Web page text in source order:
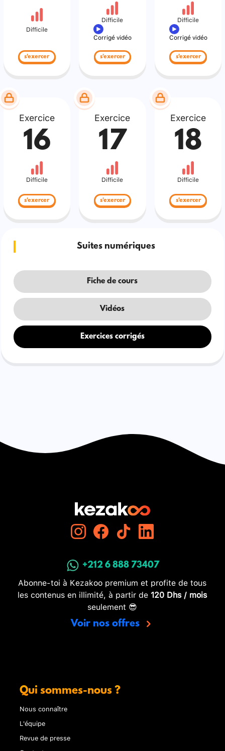
Difficile
s'exercer
Difficile
Corrigé vidéo
s'exercer
Difficile
Corrigé vidéo
s'exercer
Exercice
16
Difficile
s'exercer
Exercice
17
Difficile
s'exercer
Exercice
18
Difficile
s'exercer
Suites numériques
Fiche de cours
Vidéos
Exercices corrigés
+212 6 888 73407
Abonne-toi à Kezakoo premium et profite de tous
les contenus en illimité, à partir de 120 Dhs / mois
seulement 😎
Voir nos offres
Qui sommes-nous ?
Nous connaître
L'équipe
Revue de presse